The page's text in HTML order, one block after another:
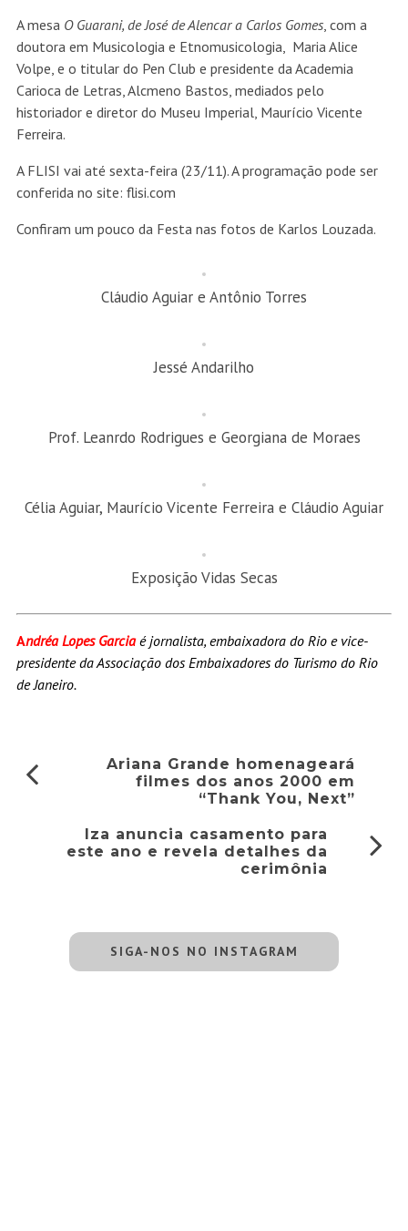
A mesa O Guarani, de José de Alencar a Carlos Gomes, com a
doutora em Musicologia e Etnomusicologia, Maria Alice
Volpe, e o titular do Pen Club e presidente da Academia
Carioca de Letras, Alcmeno Bastos, mediados pelo
historiador e diretor do Museu Imperial, Maurício Vicente
Ferreira.
A FLISI vai até sexta-feira (23/11). A programação pode ser
conferida no site: flisi.com
Confiram um pouco da Festa nas fotos de Karlos Louzada.
Cláudio Aguiar e Antônio Torres
Jessé Andarilho
Prof. Leanrdo Rodrigues e Georgiana de Moraes
Célia Aguiar, Maurício Vicente Ferreira e Cláudio Aguiar
Exposição Vidas Secas
Andréa Lopes Garciaé jornalista, embaixadora do Rio e vice-
presidente da Associação dos Embaixadores do Turismo do Rio
de Janeiro.
Ariana Grande homenageará
filmes dos anos 2000 em
“Thank You, Next”
Iza anuncia casamento para
este ano e revela detalhes da
cerimônia
SIGA-NOS NO INSTAGRAM